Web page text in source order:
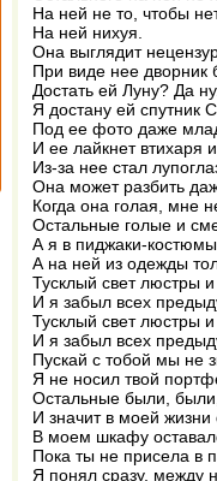
На ней не то, чтобы
На ней нихуя.
Она выглядит
При виде нее дворник
Достать ей Луну? Да ну.
Я достану ей спутник
Под ее фото даже
И ее лайкнет втихаря
Из-за нее стал
Она может разбить
Когда она голая, мне
Остальные голые и
А я в пиджаки-костюмы
А на ней из одежды
Тусклый свет люстры
И я забыл всех
Тусклый свет люстры
И я забыл всех
Пускай с тобой мы не
Я не носил твой
Остальные были, были,
И значит в моей
В моем шкафу
Пока ты не присела в
Я понял сразу, между